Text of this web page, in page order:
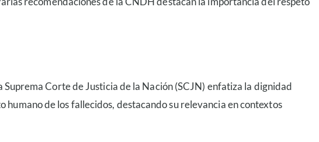
Corte de Justicia de la Nación (SCJN) enfatiza la dignidad
de los fallecidos, destacando su relevancia en contextos